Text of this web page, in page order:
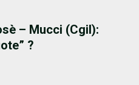
– Mucci (Cgil):
?